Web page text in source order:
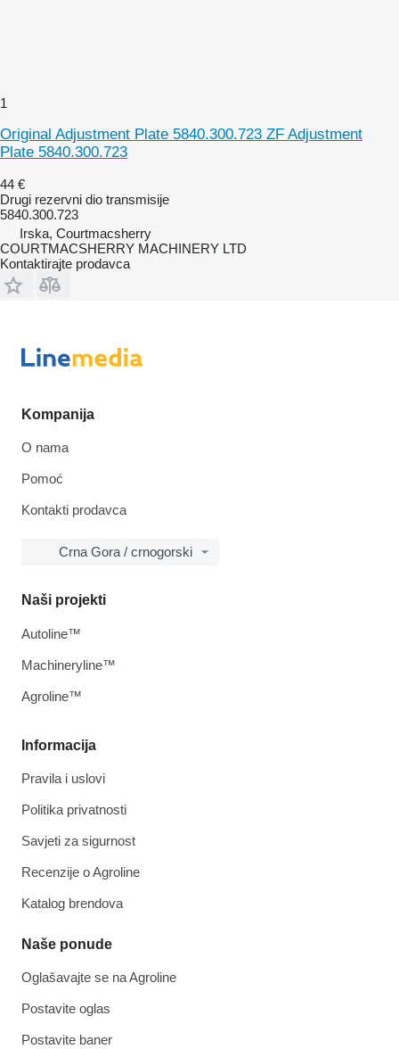
1
Original Adjustment Plate 5840.300.723 ZF Adjustment
Plate 5840.300.723
44 €
Drugi rezervni dio transmisije
5840.300.723
Irska, Courtmacsherry
COURTMACSHERRY MACHINERY LTD
Kontaktirajte prodavca
Kompanija
O nama
Pomoć
Kontakti prodavca
Crna Gora / crnogorski
Informacija
Pravila i uslovi
Politika privatnosti
Savjeti za sigurnost
Recenzije o Agroline
Katalog brendova
Naše ponude
Oglašavajte se na Agroline
Postavite oglas
Postavite baner
Naši projekti
Autoline™
Machineryline™
Agroline™